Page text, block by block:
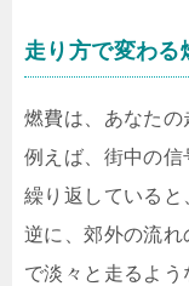
走り方で変わる
燃費は、あなたの
例えば、街中の
繰り返していると
逆に、郊外の流
で淡々と走るよ